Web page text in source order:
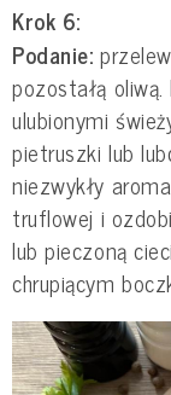
Krok 6:
Podanie:
pozostałą
ulubionymi
pietruszki lub
niezwykły
truflowej i
lub pieczoną
chrupiącym